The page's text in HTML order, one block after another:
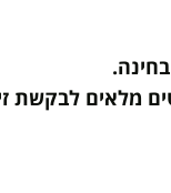
מלאים לבקשת